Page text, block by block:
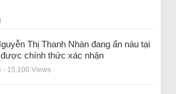
Thị Thanh Nhàn đang ẩn náu tại
chính thức xác nhận
- 15.100 Views